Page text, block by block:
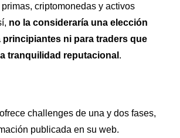
criptomonedas y activos
no la consideraría una elección
principiantes ni para traders que
tranquilidad reputacional .
challenges de una y dos fases,
publicada en su web.